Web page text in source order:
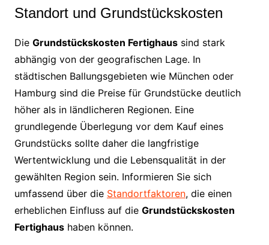
Standort und Grundstückskosten
Die Grundstückskosten Fertighaussind stark
abhängig von der geografischen Lage. In
städtischen Ballungsgebieten wie München oder
Hamburg sind die Preise für Grundstücke deutlich
höher als in ländlicheren Regionen. Eine
grundlegende Überlegung vor dem Kauf eines
Grundstücks sollte daher die langfristige
Wertentwicklung und die Lebensqualität in der
gewählten Region sein. Informieren Sie sich
umfassend über die Standortfaktoren, die einen
erheblichen Einfluss auf die Grundstückskosten
Fertighaushaben können.